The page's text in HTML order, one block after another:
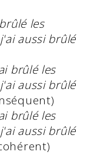
les
aussi brûlé
brûlé les
aussi brûlé
brûlé les
aussi brûlé